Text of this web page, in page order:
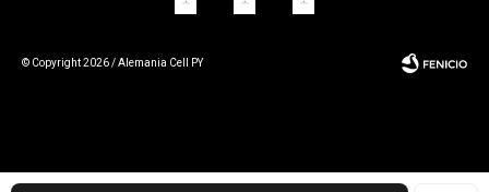
© Copyright 2026 / Alemania Cell PY